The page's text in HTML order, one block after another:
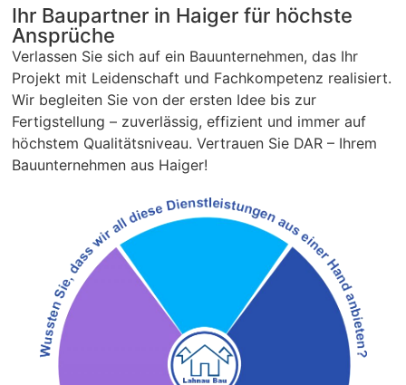
Ihr Baupartner in Haiger für höchste
Ansprüche
Verlassen Sie sich auf ein Bauunternehmen, das Ihr
Projekt mit Leidenschaft und Fachkompetenz realisiert.
Wir begleiten Sie von der ersten Idee bis zur
Fertigstellung – zuverlässig, effizient und immer auf
höchstem Qualitätsniveau. Vertrauen Sie DAR – Ihrem
Bauunternehmen aus Haiger!